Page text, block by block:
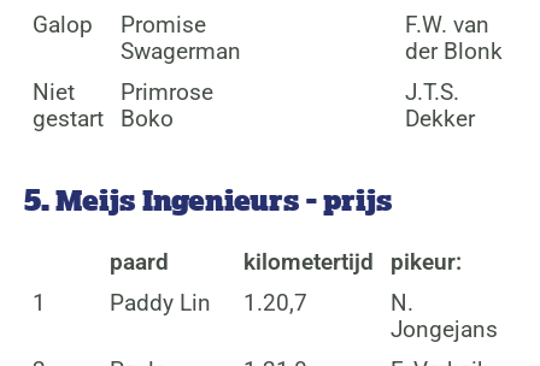
Galop
Promise
Swagerman
F.W. van
der Blonk
Niet
gestart
Primrose
Boko
J.T.S.
Dekker
5. Meijs Ingenieurs - prijs
paard kilometertijd
pikeur:
1
Paddy Lin 1.20,7
N.
Jongejans